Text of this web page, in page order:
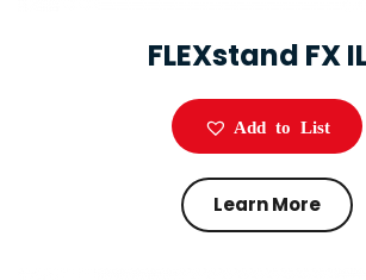
FLEXstand FX
Add to List
Learn More